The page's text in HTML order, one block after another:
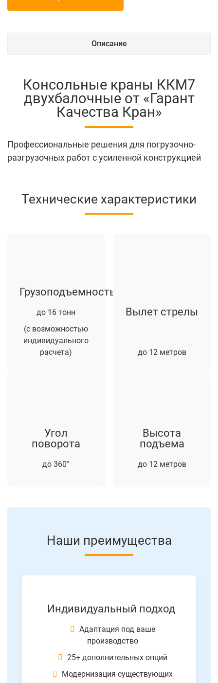
Описание
Консольные краны ККМ7
двухбалочные от «Гарант
Качества Кран»
Профессиональные решения для погрузочно-
разгрузочных работ с усиленной конструкцией
Технические характеристики
Грузоподъемность
до 16 тонн
(с возможностью
индивидуального
расчета)
Вылет стрелы
до 12 метров
Угол
поворота
до 360°
Высота
подъема
до 12 метров
Наши преимущества
Индивидуальный подход
Адаптация под ваше
производство
25+ дополнительных опций
Модернизация существующих